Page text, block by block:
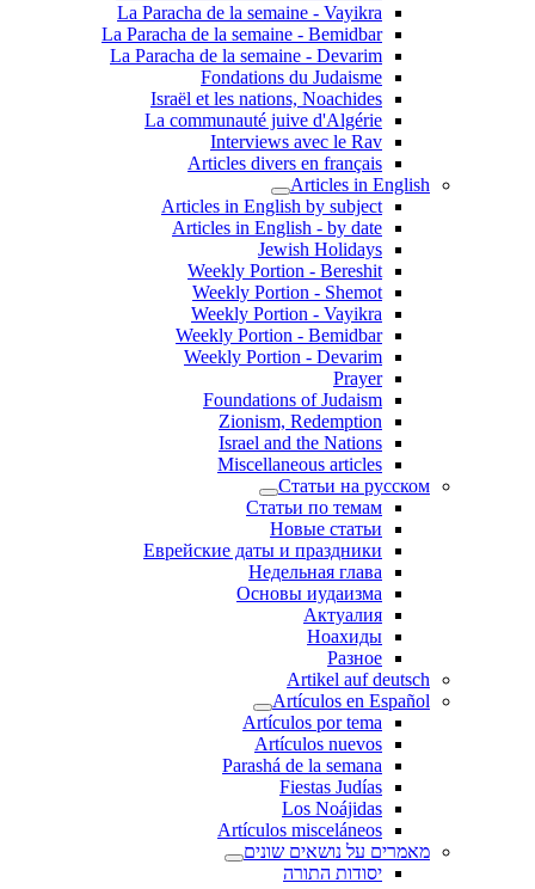
La Paracha de la semaine - Vayikra
La Paracha de la semaine - Bemidbar
La Paracha de la semaine - Devarim
Fondations du Judaisme
Israël et les nations, Noachides
La communauté juive d'Algérie
Interviews avec le Rav
Articles divers en français
Articles in English
Articles in English by subject
Articles in English - by date
Jewish Holidays
Weekly Portion - Bereshit
Weekly Portion - Shemot
Weekly Portion - Vayikra
Weekly Portion - Bemidbar
Weekly Portion - Devarim
Prayer
Foundations of Judaism
Zionism, Redemption
Israel and the Nations
Miscellaneous articles
Статьи на русском
Статьи по темам
Новые статьи
Еврейские даты и праздники
Недельная глава
Основы иудаизма
Актуалия
Ноахиды
Разное
Artikel auf deutsch
Artículos en Español
Artículos por tema
Artículos nuevos
Parashá de la semana
Fiestas Judías
Los Noájidas
Artículos misceláneos
מאמרים על נושאים שונים
יסודות התורה